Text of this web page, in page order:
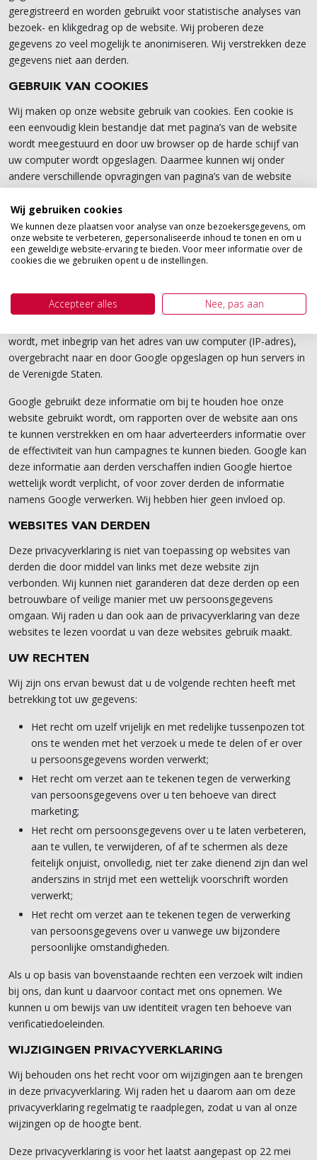
geregistreerd en worden gebruikt voor statistische analyses van
bezoek- en klikgedrag op de website. Wij proberen deze
gegevens zo veel mogelijk te anonimiseren. Wij verstrekken deze
gegevens niet aan derden.
GEBRUIK VAN COOKIES
Wij maken op onze website gebruik van cookies. Een cookie is
een eenvoudig klein bestandje dat met pagina’s van de website
wordt meegestuurd en door uw browser op de harde schijf van
uw computer wordt opgeslagen. Daarmee kunnen wij onder
andere verschillende opvragingen van pagina’s van de website
combineren en het gedrag van gebruikers analyseren. U kunt het
gebruik van deze cookies weigeren, hoewel dit de functionaliteit
en het gebruiksgemak van de website kan beperken.
DIENSTEN VAN GOOGLE
waarbij gebruik kan worden gemaakt van cookies en andere
technieken, zoals Google Analytics, om bij te houden hoe
wordt, met inbegrip van het adres van uw computer (IP-adres),
overgebracht naar en door Google opgeslagen op hun servers in
de Verenigde Staten.
Google gebruikt deze informatie om bij te houden hoe onze
website gebruikt wordt, om rapporten over de website aan ons
te kunnen verstrekken en om haar adverteerders informatie over
de effectiviteit van hun campagnes te kunnen bieden. Google kan
deze informatie aan derden verschaffen indien Google hiertoe
wettelijk wordt verplicht, of voor zover derden de informatie
namens Google verwerken. Wij hebben hier geen invloed op.
WEBSITES VAN DERDEN
Deze privacyverklaring is niet van toepassing op websites van
derden die door middel van links met deze website zijn
verbonden. Wij kunnen niet garanderen dat deze derden op een
betrouwbare of veilige manier met uw persoonsgegevens
omgaan. Wij raden u dan ook aan de privacyverklaring van deze
websites te lezen voordat u van deze websites gebruik maakt.
UW RECHTEN
Wij zijn ons ervan bewust dat u de volgende rechten heeft met
betrekking tot uw gegevens:
Het recht om uzelf vrijelijk en met redelijke tussenpozen tot
ons te wenden met het verzoek u mede te delen of er over
u persoonsgegevens worden verwerkt;
Het recht om verzet aan te tekenen tegen de verwerking
van persoonsgegevens over u ten behoeve van direct
marketing;
Het recht om persoonsgegevens over u te laten verbeteren,
aan te vullen, te verwijderen, of af te schermen als deze
feitelijk onjuist, onvolledig, niet ter zake dienend zijn dan wel
anderszins in strijd met een wettelijk voorschrift worden
verwerkt;
Het recht om verzet aan te tekenen tegen de verwerking
van persoonsgegevens over u vanwege uw bijzondere
persoonlijke omstandigheden.
Als u op basis van bovenstaande rechten een verzoek wilt indien
bij ons, dan kunt u daarvoor contact met ons opnemen. We
kunnen u om bewijs van uw identiteit vragen ten behoeve van
verificatiedoeleinden.
WIJZIGINGEN PRIVACYVERKLARING
Wij behouden ons het recht voor om wijzigingen aan te brengen
in deze privacyverklaring. Wij raden het u daarom aan om deze
privacyverklaring regelmatig te raadplegen, zodat u van al onze
wijzingen op de hoogte bent.
Deze privacyverklaring is voor het laatst aangepast op 22 mei
Wij gebruiken cookies
We kunnen deze plaatsen voor analyse van onze bezoekersgegevens, om
onze website te verbeteren, gepersonaliseerde inhoud te tonen en om u
een geweldige website-ervaring te bieden. Voor meer informatie over de
cookies die we gebruiken opent u de instellingen.
Accepteer alles Nee, pas aan